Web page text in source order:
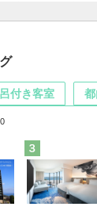
付き客室